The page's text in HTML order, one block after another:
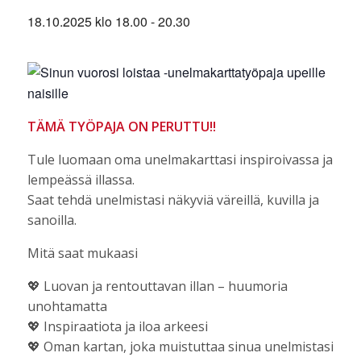
18.10.2025 klo 18.00 -20.30
TÄMÄ TYÖPAJA ON PERUTTU!!
Tule luomaan oma unelmakarttasi inspiroivassa ja
lempeässä illassa.
Saat tehdä unelmistasi näkyviä väreillä, kuvilla ja
sanoilla.
Mitä saat mukaasi
💖 Luovan ja rentouttavan illan – huumoria
unohtamatta
💖 Inspiraatiota ja iloa arkeesi
💖 Oman kartan, joka muistuttaa sinua unelmistasi